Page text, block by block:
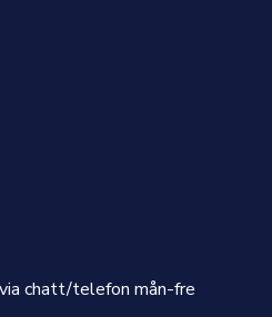
chatt/telefon mån-fre